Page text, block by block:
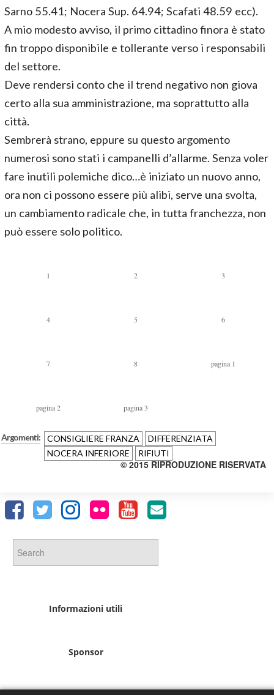
Sarno 55.41; Nocera Sup. 64.94; Scafati 48.59 ecc).
A mio modesto avviso, il primo cittadino finora è stato
fin troppo disponibile e tollerante verso i responsabili
del settore.
Deve rendersi conto che il trend negativo non giova
certo alla sua amministrazione, ma soprattutto alla
città.
Sembrerà strano, eppure su questo argomento
numerosi sono stati i campanelli d’allarme. Senza voler
fare inutili polemiche dico…è iniziato un nuovo anno,
ora non ci possono essere più alibi, serve una svolta,
un cambiamento radicale che, in tutta franchezza, non
può essere solo politico.
1 2 3
4 5 6
7 8 pagina 1
pagina 2 pagina 3
Argomenti: CONSIGLIERE FRANZA
DIFFERENZIATA
NOCERA INFERIORE
RIFIUTI
© 2015 RIPRODUZIONE RISERVATA
Informazioni utili
Sponsor